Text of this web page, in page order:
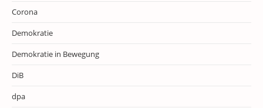
Corona
Demokratie
Demokratie in Bewegung
DiB
dpa